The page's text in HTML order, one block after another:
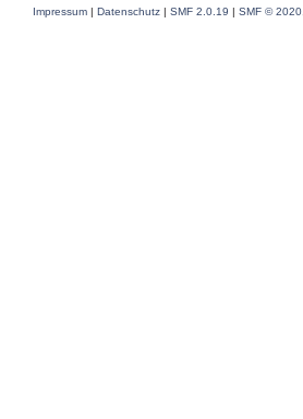
Impressum | Datenschutz | SMF 2.0.19 | SMF © 2020